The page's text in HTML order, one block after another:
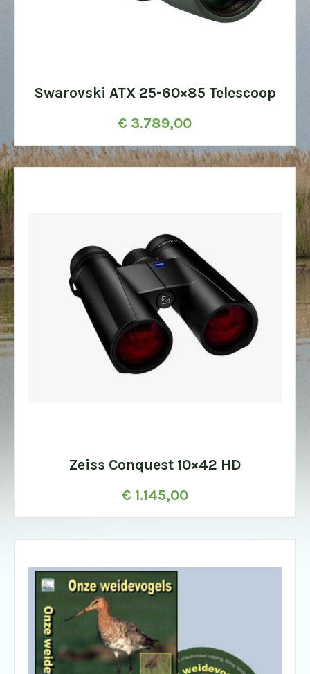
Swarovski ATX 25-60×85 Telescoop
€ 3.789,00
Zeiss Conquest 10×42 HD
€ 1.145,00